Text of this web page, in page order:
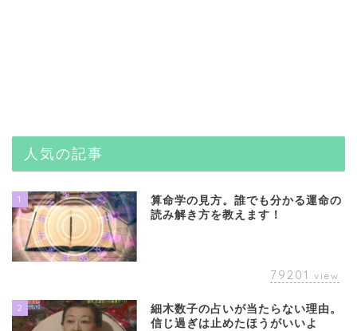
人気の記事
1
算命学の見方。誰でも分かる運命の
読み解き方を教えます！
79201 view
2
細木数子の占いが当たらない理由。
信じ過ぎは止めたほうがいいよ